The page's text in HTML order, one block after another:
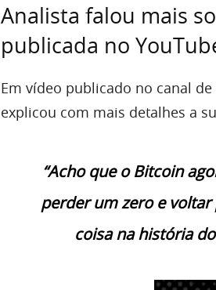
Analista falou mais
publicada no
Em vídeo publicado no canal
explicou com mais detalhes a
“Acho que o Bitcoin
perder um zero e voltar
coisa na história